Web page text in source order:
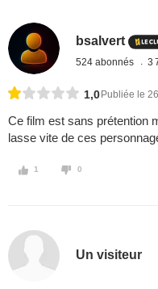
bsalvert
524 abonnés 3
1,0 Publiée le
Ce film est sans prétention
lasse vite de ces
1 0
Un visiteur